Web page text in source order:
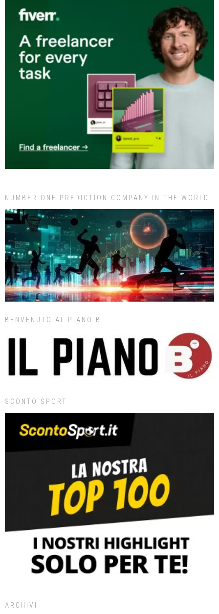
NUMBER ONE PREDICTION COMPANY IN THE WORLD
BENVENUTO AL PIANO B
SCONTO SPORT
ARCHIVI